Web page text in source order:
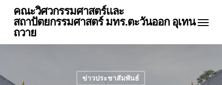
main
content
คณะวิศวกรรมศาสตร์และ
สถาปัตยกรรมศาสตร์ มทร.ตะวันออก อุเทน
ถวาย
Menu
ข่าวประชาสัมพันธ์